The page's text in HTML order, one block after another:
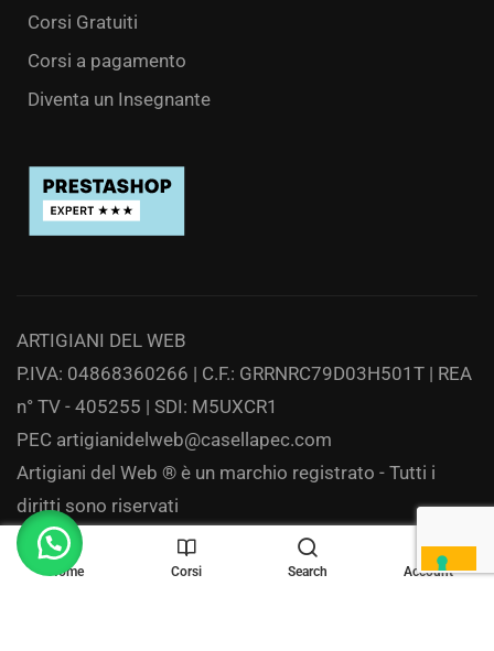
Corsi Gratuiti
Corsi a pagamento
Diventa un Insegnante
ARTIGIANI DEL WEB
P.IVA: 04868360266 | C.F.: GRRNRC79D03H501T | REA
n° TV - 405255 | SDI: M5UXCR1
PEC artigianidelweb@casellapec.com
Artigiani del Web ® è un marchio registrato - Tutti i
diritti sono riservati
Privacy
Home Corsi Search Account